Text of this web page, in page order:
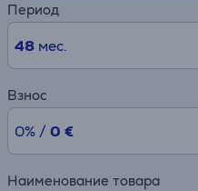
Период
48мес.
Взнос
0% / 0 €
Наименование товара